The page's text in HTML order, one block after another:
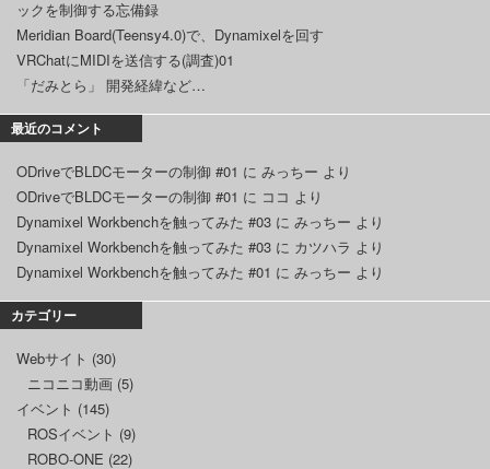
ックを制御する忘備録
Meridian Board(Teensy4.0)で、Dynamixelを回す
VRChatにMIDIを送信する(調査)01
「だみとら」 開発経緯など…
最近のコメント
ODriveでBLDCモーターの制御 #01 に みっちー より
ODriveでBLDCモーターの制御 #01 に ココ より
Dynamixel Workbenchを触ってみた #03 に みっちー より
Dynamixel Workbenchを触ってみた #03 に カツハラ より
Dynamixel Workbenchを触ってみた #01 に みっちー より
カテゴリー
Webサイト (30)
ニコニコ動画 (5)
イベント (145)
ROSイベント (9)
ROBO-ONE (22)